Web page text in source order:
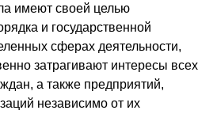
имеют своей целью
и государственной
сферах деятельности,
затрагивают интересы всех
а также предприятий,
независимо от их